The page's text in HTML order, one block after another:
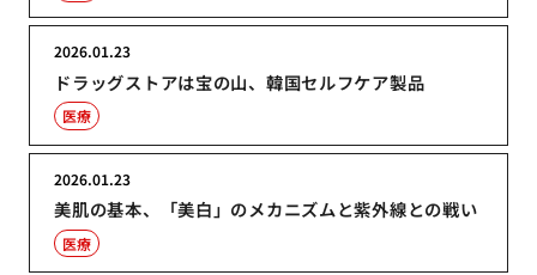
ドラッグストアは宝の山、韓国セルフケア製品
2026.01.23
医療
美肌の基本、「美白」のメカニズムと紫外線との戦い
2026.01.23
医療